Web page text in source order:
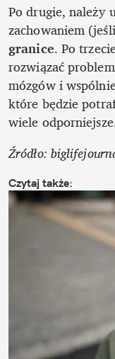
Po drugie, należy
zachowaniem
granice. Po
rozwiązać
mózgów i
które będzie
wiele
Źródło:
Czytaj także: